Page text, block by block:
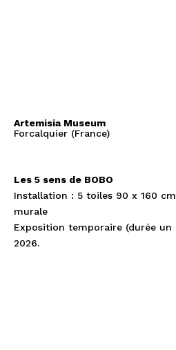
Artemisia Museum
Forcalquier (France)
Les 5 sens de BOBO
Installation : 5 toiles 90 x 160
murale
Exposition temporaire (durée
2026.